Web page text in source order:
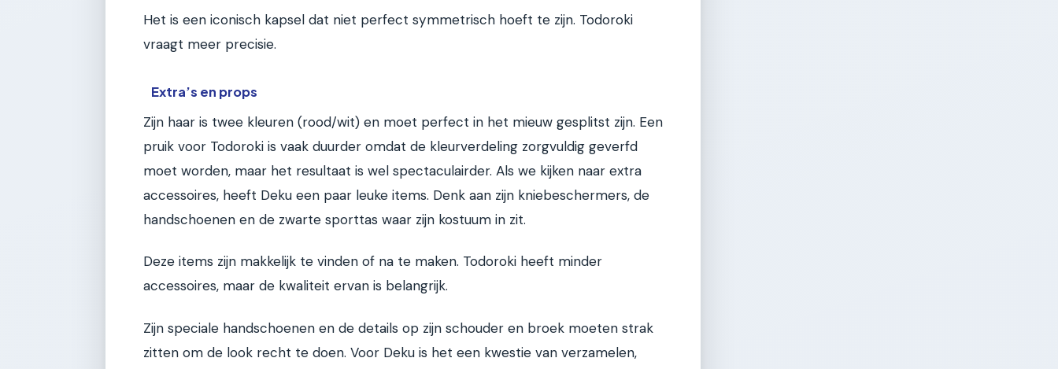
Het is een iconisch kapsel dat niet perfect symmetrisch hoeft te zijn. Todoroki
vraagt meer precisie.
Extra’s en props
Zijn haar is twee kleuren (rood/wit) en moet perfect in het mieuw gesplitst zijn. Een
pruik voor Todoroki is vaak duurder omdat de kleurverdeling zorgvuldig geverfd
moet worden, maar het resultaat is wel spectaculairder. Als we kijken naar extra
accessoires, heeft Deku een paar leuke items. Denk aan zijn kniebeschermers, de
handschoenen en de zwarte sporttas waar zijn kostuum in zit.
Deze items zijn makkelijk te vinden of na te maken. Todoroki heeft minder
accessoires, maar de kwaliteit ervan is belangrijk.
Zijn speciale handschoenen en de details op zijn schouder en broek moeten strak
zitten om de look recht te doen. Voor Deku is het een kwestie van verzamelen,